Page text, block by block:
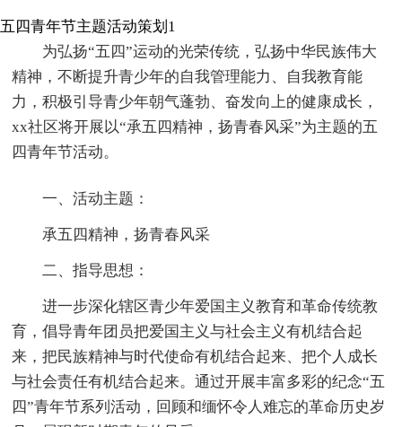
五四青年节主题活动策划1
为弘扬“五四”运动的光荣传统，弘扬中华民族伟大
精神，不断提升青少年的自我管理能力、自我教育能
力，积极引导青少年朝气蓬勃、奋发向上的健康成长，
xx社区将开展以“承五四精神，扬青春风采”为主题的五
四青年节活动。
一、活动主题：
承五四精神，扬青春风采
二、指导思想：
进一步深化辖区青少年爱国主义教育和革命传统教
育，倡导青年团员把爱国主义与社会主义有机结合起
来，把民族精神与时代使命有机结合起来、把个人成长
与社会责任有机结合起来。通过开展丰富多彩的纪念“五
四”青年节系列活动，回顾和缅怀令人难忘的革命历史岁